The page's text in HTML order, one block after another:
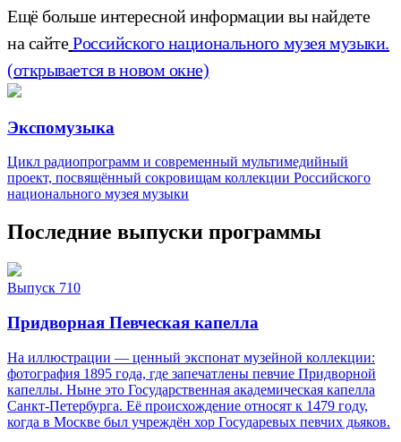
Ещё больше интересной информации вы найдете
на сайте Российского национального музея музыки.
(открывается в новом окне)
Экспомузыка
Цикл радиопрограмм и современный мультимедийный
проект, посвящённый сокровищам коллекции Российского
национального музея музыки
Последние выпуски программы
Выпуск 710
Придворная Певческая капелла
На иллюстрации — ценный экспонат музейной коллекции:
фотография 1895 года, где запечатлены певчие Придворной
капеллы. Ныне это Государственная академическая капелла
Санкт‑Петербурга. Её происхождение относят к 1479 году,
когда в Москве был учреждён хор Государевых певчих дьяков.